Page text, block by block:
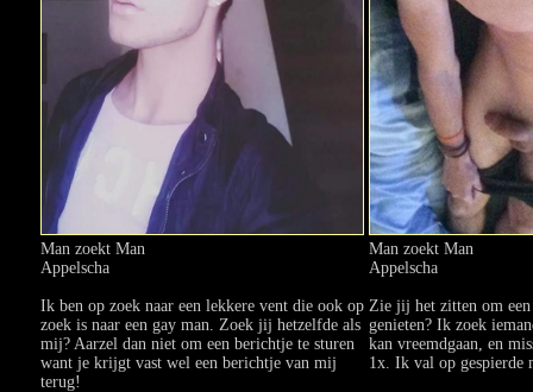
Man zoekt Man
Appelscha
Ik ben op zoek naar een lekkere vent die ook op
zoek is naar een gay man. Zoek jij hetzelfde als
mij? Aarzel dan niet om een berichtje te sturen
want je krijgt vast wel een berichtje van mij
terug!
Man zoekt Man
Appelscha
Zie jij het zitten om
genieten? Ik zoek
kan vreemdgaan, en
1x. Ik val op gespierde